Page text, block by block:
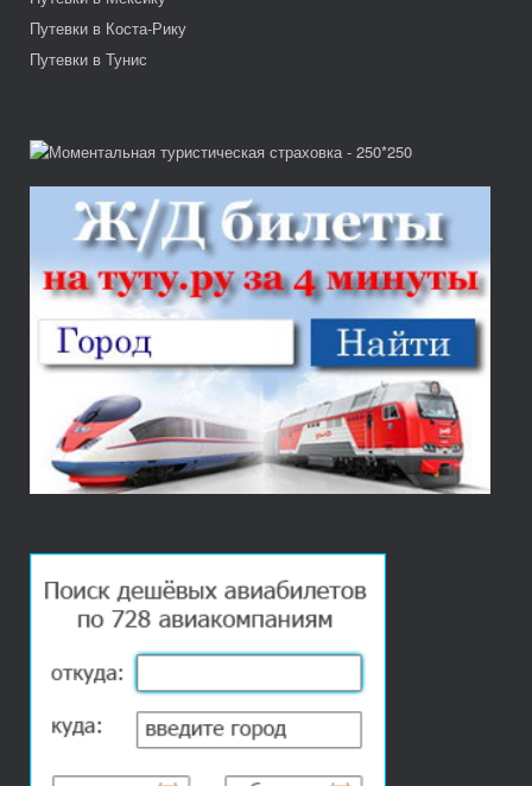
Путевки в Коста-Рику
Путевки в Тунис